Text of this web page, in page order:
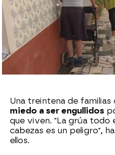
Sara Ruiz
Publicado: 10 de
WhatsappFacebook
X
Una treintena de familias
miedo a ser engullidos
que viven. "La grúa todo
cabezas es un peligro",
ellos.